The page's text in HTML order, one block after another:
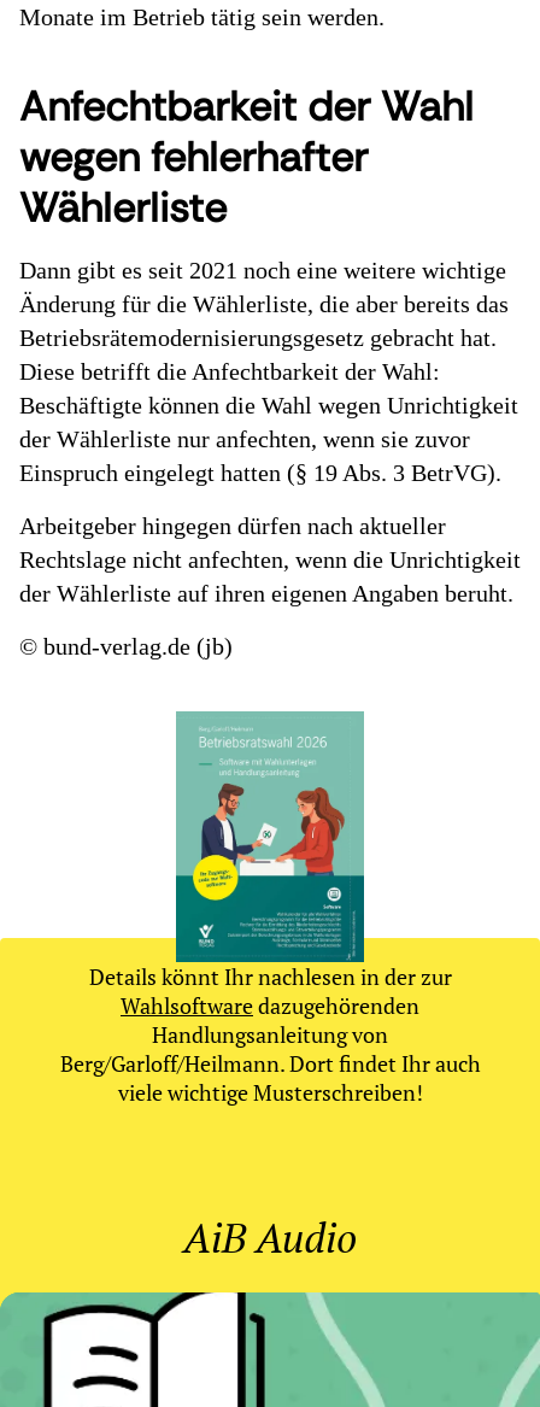
Monate im Betrieb tätig sein werden.
Anfechtbarkeit der Wahl
wegen fehlerhafter
Wählerliste
Dann gibt es seit 2021 noch eine weitere wichtige
Änderung für die Wählerliste, die aber bereits das
Betriebsrätemodernisierungsgesetz gebracht hat.
Diese betrifft die Anfechtbarkeit der Wahl:
Beschäftigte können die Wahl wegen Unrichtigkeit
der Wählerliste nur anfechten, wenn sie zuvor
Einspruch eingelegt hatten (§ 19 Abs. 3 BetrVG).
Arbeitgeber hingegen dürfen nach aktueller
Rechtslage nicht anfechten, wenn die Unrichtigkeit
der Wählerliste auf ihren eigenen Angaben beruht.
© bund-verlag.de (jb)
Details könnt Ihr nachlesen in der zur
Wahlsoftwaredazugehörenden
Handlungsanleitung von
Berg/Garloff/Heilmann. Dort findet Ihr auch
viele wichtige Musterschreiben!
AiB Audio